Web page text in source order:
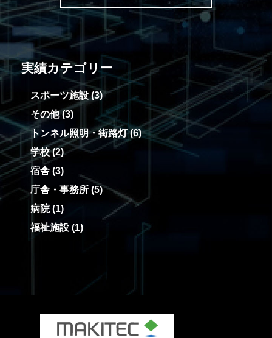
実績カテゴリー
スポーツ施設(3)
その他(3)
トンネル照明・街路灯(6)
学校(2)
宿舎 (3)
庁舎・事務所 (5)
病院(1)
福祉施設 (1)